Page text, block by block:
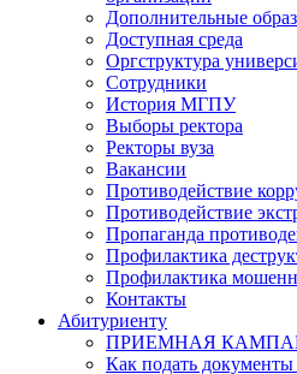
Дополнительные
Доступная среда
Оргструктура
Сотрудники
История МГПУ
Выборы ректора
Ректоры вуза
Вакансии
Противодействие
Противодействие
Пропаганда
Профилактика
Профилактика
Контакты
Абитуриенту
ПРИЕМНАЯ
Как подать документы